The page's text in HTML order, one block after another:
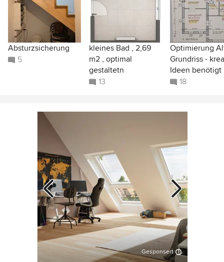
Absturzsicherung
5
kleines Bad , 2,69
m2 , optimal
gestaltetn
13
Optimierung
Grundriss -
Ideen benötigt
18
Gesponsert